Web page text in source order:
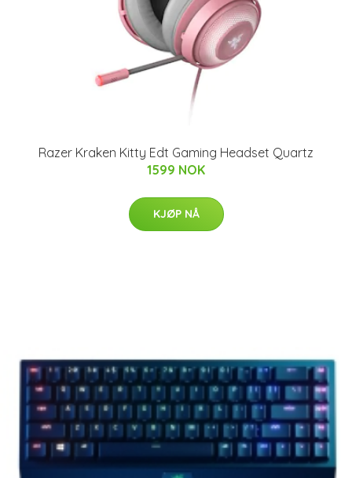
Razer Kraken Kitty Edt Gaming Headset Quartz
1599 NOK
KJØP NÅ